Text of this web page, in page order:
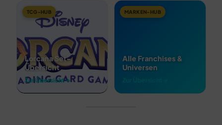
TCG-HUB
Lorcana Set-
Übersicht
Zur Übersicht →
MARKEN-HUB
Alle Franchises &
Universen